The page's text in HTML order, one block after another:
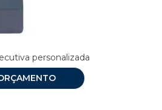
personalizada